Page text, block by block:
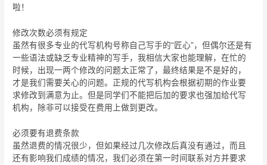
啦！
修改次数必须有规定
虽然有很多专业的代写机构号称自己写手的“匠心”，但偶尔还是有
一些语法或缺乏专业精神的写手，我相信大家也能理解，在忙的
时候，出现一两个修改的问题太正常了，最终结果是不是好的，
才是我们需要关心的问题。正规的代写机构会根据初期的作业要
求修改到满意为止。但是同学们不能把后加的要求也强加给代写
机构，除非可以接受在费用上做到更改。
必须要有退费条款
虽然退费的情况很少，但如果经过几次修改后真没有通过，而且
还有影响我们成绩的情况，我们必须在第一时间联系对方并要求